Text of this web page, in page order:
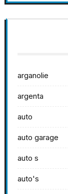
arganolie
argenta
auto
auto garage
auto s
auto's